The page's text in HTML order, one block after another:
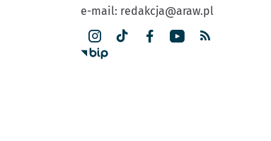
e-mail: redakcja@araw.pl